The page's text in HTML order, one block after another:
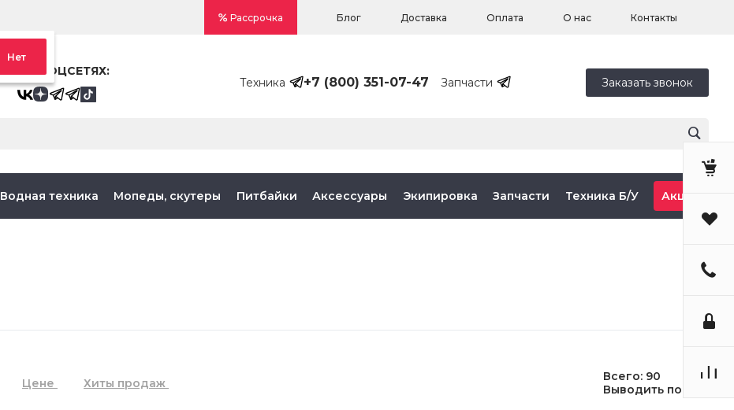
Нет
Рассрочка Блог Доставка Оплата О нас Контакты
МЫ В СОЦСЕТЯХ:
Техника
+7 (800) 351-07-47 Запчасти Заказать звонок
Водная техника Мопеды, скутеры Питбайки Аксессуары Экипировка Запчасти Техника Б/У Акции
Цене Хиты продаж
Всего: 90
Выводить по: